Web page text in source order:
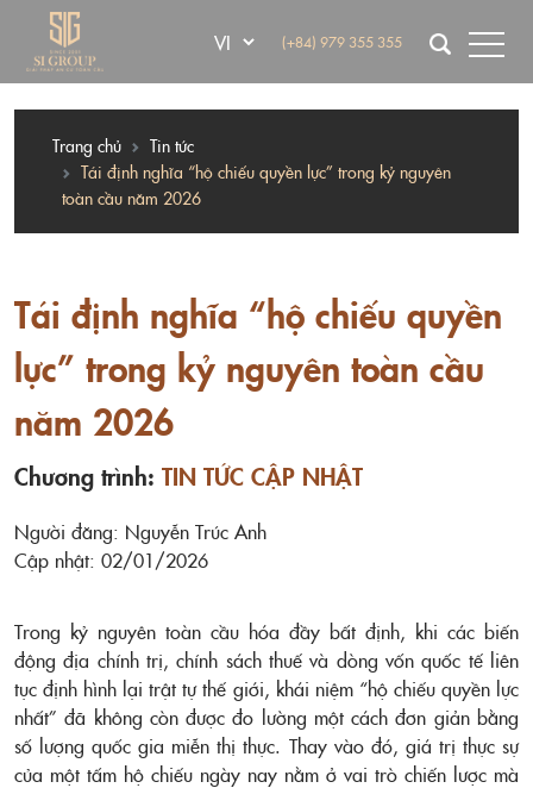
(+84) 979 355 355
Trang chủ
Tin tức
Tái định nghĩa “hộ chiếu quyền lực” trong kỷ nguyên
toàn cầu năm 2026
Tái định nghĩa “hộ chiếu quyền
lực” trong kỷ nguyên toàn cầu
năm 2026
Chương trình: TIN TỨC CẬP NHẬT
Người đăng: Nguyễn Trúc Anh
Cập nhật: 02/01/2026
Trong kỷ nguyên toàn cầu hóa đầy bất định, khi các biến
động địa chính trị, chính sách thuế và dòng vốn quốc tế liên
tục định hình lại trật tự thế giới, khái niệm “hộ chiếu quyền lực
nhất” đã không còn được đo lường một cách đơn giản bằng
số lượng quốc gia miễn thị thực. Thay vào đó, giá trị thực sự
của một tấm hộ chiếu ngày nay nằm ở vai trò chiến lược mà